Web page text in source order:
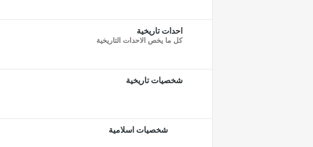
احدات تاريخية
كل ما يخص الاحدات التاريخية
شخصيات تاريخية
شخصيات اسلامية